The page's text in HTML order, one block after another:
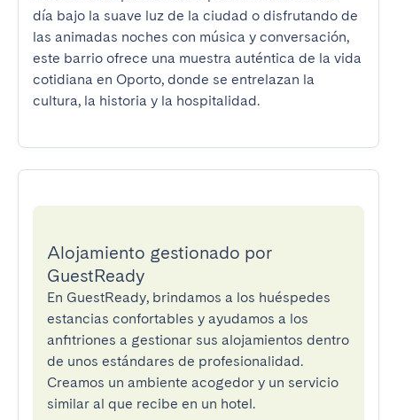
día bajo la suave luz de la ciudad o disfrutando de
las animadas noches con música y conversación,
este barrio ofrece una muestra auténtica de la vida
cotidiana en Oporto, donde se entrelazan la
cultura, la historia y la hospitalidad.
Alojamiento gestionado por
GuestReady
En GuestReady, brindamos a los huéspedes
estancias confortables y ayudamos a los
anfitriones a gestionar sus alojamientos dentro
de unos estándares de profesionalidad.
Creamos un ambiente acogedor y un servicio
similar al que recibe en un hotel.